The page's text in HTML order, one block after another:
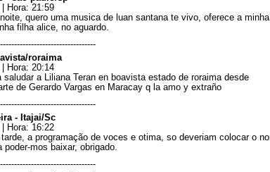
Hora: 21:59
quero uma musica de luan santana te vivo, oferece a minha
filha alice, no aguardo.
roraima
Hora: 20:14
saludar a Liliana Teran en boavista estado de roraima desde
de Gerardo Vargas en Maracay q la amo y extraño
- Itajai/Sc
Hora: 16:22
tarde, a programação de voces e otima, so deveriam colocar o
poder-mos baixar, obrigado.